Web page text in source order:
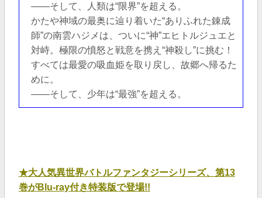
――そして、人類は“限界”を超える。
かたや神域の最奥に辿り着いた“ありふれた錬成
師”の南雲ハジメは、ついに“神”エヒトルジュエと
対峙。極限の憤怒と戦意を携え“神殺し”に挑む！
すべては最愛の吸血姫を取り戻し、故郷へ帰るた
めに。
――そして、少年は“最強”を超える。
★大人気異世界バトルファンタジーシリーズ、第13
巻がBlu-ray付き特装版で登場!!